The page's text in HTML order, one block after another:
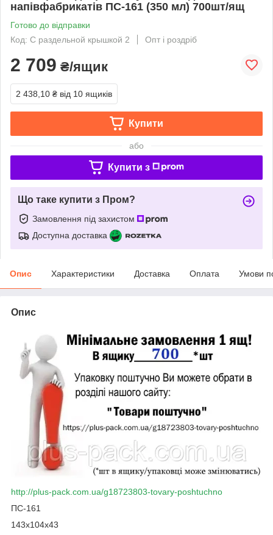
напівфабрикатів ПС-161 (350 мл) 700шт/ящ
Готово до відправки
Код: С раздельной крышкой 2
Опт і роздріб
2 709 ₴/ящик
2 438,10 ₴ від 10 ящиків
Купити
або
Купити з
Що таке купити з Пром?
Замовлення під захистом
Доступна доставка
Опис Характеристики Доставка Оплата Умови
Опис
http://plus-pack.com.ua/g18723803-tovary-poshtuchno
ПС-161
143х104х43